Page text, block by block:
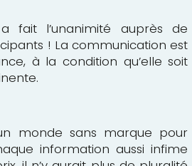
fait l’unanimité auprès de
! La communication est
à la condition qu’elle soit
monde sans marque pour
information aussi infime